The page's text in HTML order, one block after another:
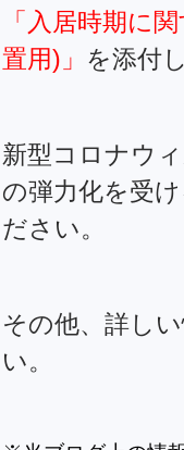
「入居時期に
置用)」 を添付
新型コロナウ
の弾力化を受
ださい。
その他、詳し
い。